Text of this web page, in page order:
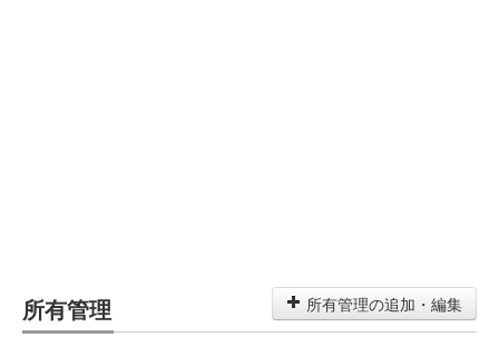
所有管理 所有管理の追加・編集